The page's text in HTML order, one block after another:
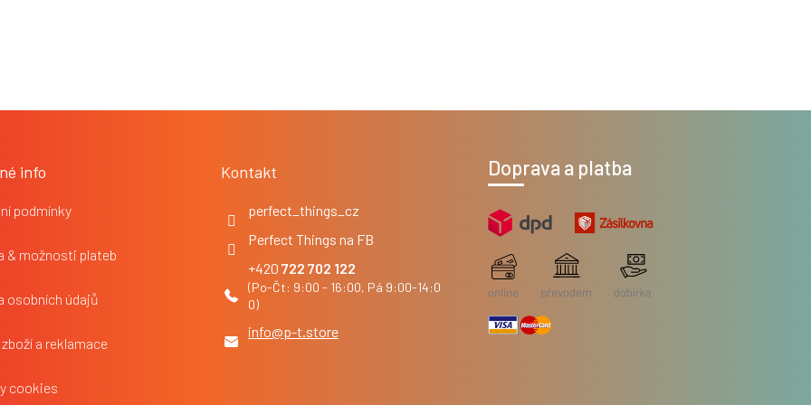
info
podmínky
& možnosti plateb
osobních údajů
a reklamace
cookies
Kontakt
info@p-t.store
722 702 122
Perfect Things na FB
perfect_things_cz
Doprava a platba